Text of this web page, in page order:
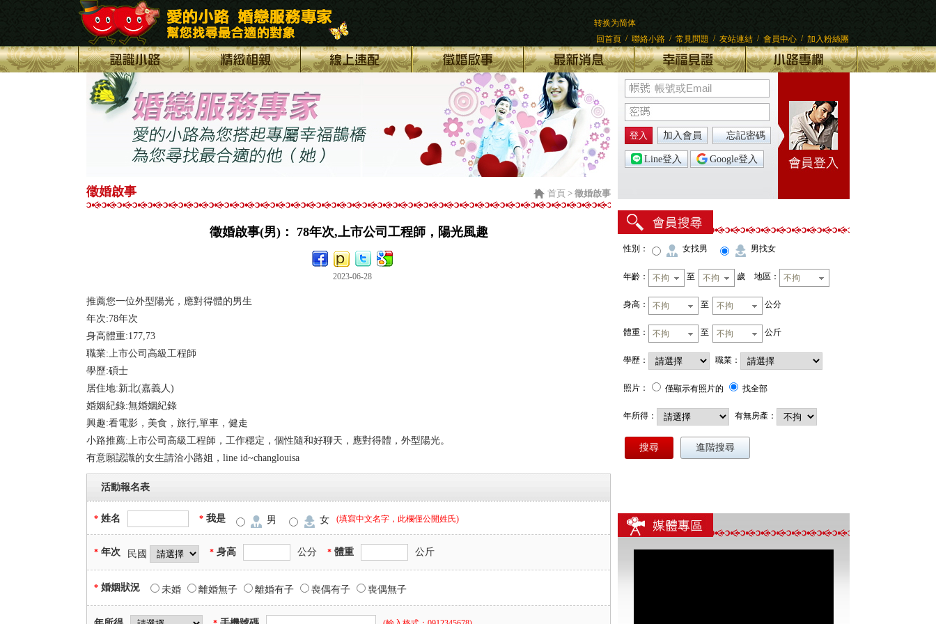
转换为简体
加入粉絲團
/
會員中心
/
友站連結
/
常見問題
/
聯絡小路
/
回首頁
徵婚啟事 首頁 > 徵婚啟事
徵婚啟事(男)： 78年次,上市公司工程師，陽光風趣
2023-06-28
推薦您一位外型陽光，應對得體的男生
年次:78年次
身高體重:177,73
職業:上市公司高級工程師
學歷:碩士
居住地:新北(嘉義人)
婚姻紀錄:無婚姻紀錄
興趣:看電影，美食，旅行,單車，健走
小路推薦:上市公司高級工程師，工作穩定，個性隨和好聊天，應對得體，外型陽光。
有意願認識的女生請洽小路姐，line id~changlouisa
活動報名表
* 姓名 * 我是 男 女 (填寫中文名字，此欄僅公開姓氏)
* 年次 民國 * 身高 公分 * 體重 公斤
* 婚姻狀況 未婚 離婚無子 離婚有子 喪偶有子 喪偶無子
登入 加入會員 忘記密碼
Line登入 Google登入
性別： 女找男 男找女
年齡： 不拘 至 不拘 歲 地區： 不拘
身高： 不拘 至 不拘 公分
體重： 不拘 至 不拘 公斤
學歷： 職業：
照片： 僅顯示有照片的 找全部
年所得： 有無房產：